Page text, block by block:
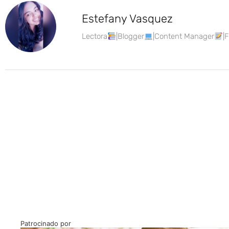
Estefany Vasquez
Lectora |Blogger |Content Manager
Patrocinado por